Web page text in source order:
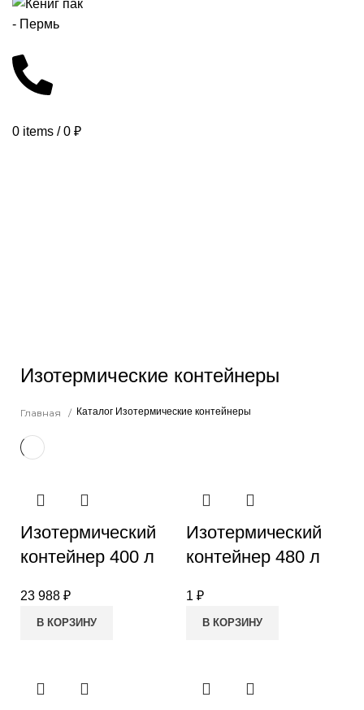
0 items / 0 ₽
Изотермические контейнеры
Главная / Каталог Изотермические контейнеры
Изотермический
контейнер 400 л
23 988 ₽
В КОРЗИНУ
Изотермический
контейнер 480 л
1 ₽
В КОРЗИНУ